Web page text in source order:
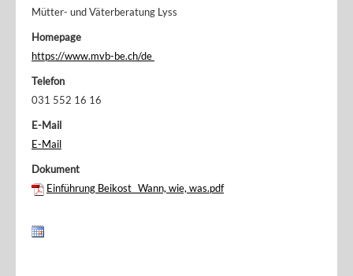
Mütter- und Väterberatung Lyss
Homepage
https://www.mvb-be.ch/de
Telefon
031 552 16 16
E-Mail
E-Mail
Dokument
Einführung Beikost_ Wann, wie, was.pdf